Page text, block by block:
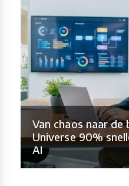
Van chaos naar
Universe 90%
AI